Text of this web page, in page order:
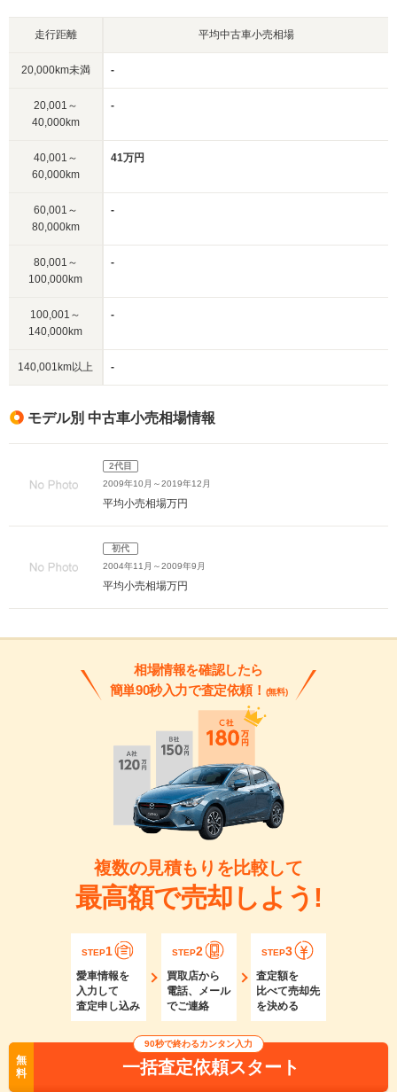
走行距離 平均中古車小売相場
20,000km未満 -
20,001～
40,000km
-
40,001～
60,000km
41万円
60,001～
80,000km
-
80,001～
100,000km
-
100,001～
140,000km
-
140,001km以上 -
モデル別 中古車小売相場情報
2代目
2009年10月～2019年12月
平均小売相場万円
初代
2004年11月～2009年9月
平均小売相場万円
相場情報を確認したら
簡単90秒入力で査定依頼！ (無料)
複数の見積もりを比較して
最高額で売却しよう!
STEP1
愛車情報を
入力して
査定申し込み
STEP2
買取店から
電話、メール
でご連絡
STEP3
査定額を
比べて売却先
を決める
無
料
90秒で終わるカンタン入力
一括査定依頼スタート